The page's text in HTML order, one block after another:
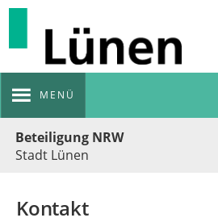
MENÜ
Beteiligung NRW
Stadt Lünen
Kontakt